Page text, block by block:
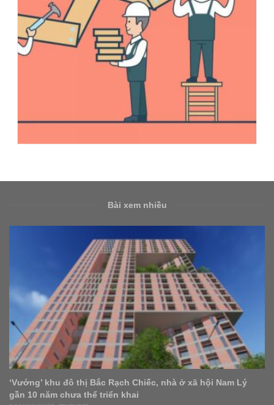
Bài xem nhiều
Áp thuế 20% trên lãi chuyển nhượng nhà đất: Nhà nước và
thị trường đều có lợi?